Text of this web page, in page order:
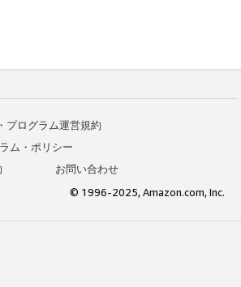
プログラム運営規約
ム・ポリシー
お問い合わせ
© 1996-2025, Amazon.com, Inc.